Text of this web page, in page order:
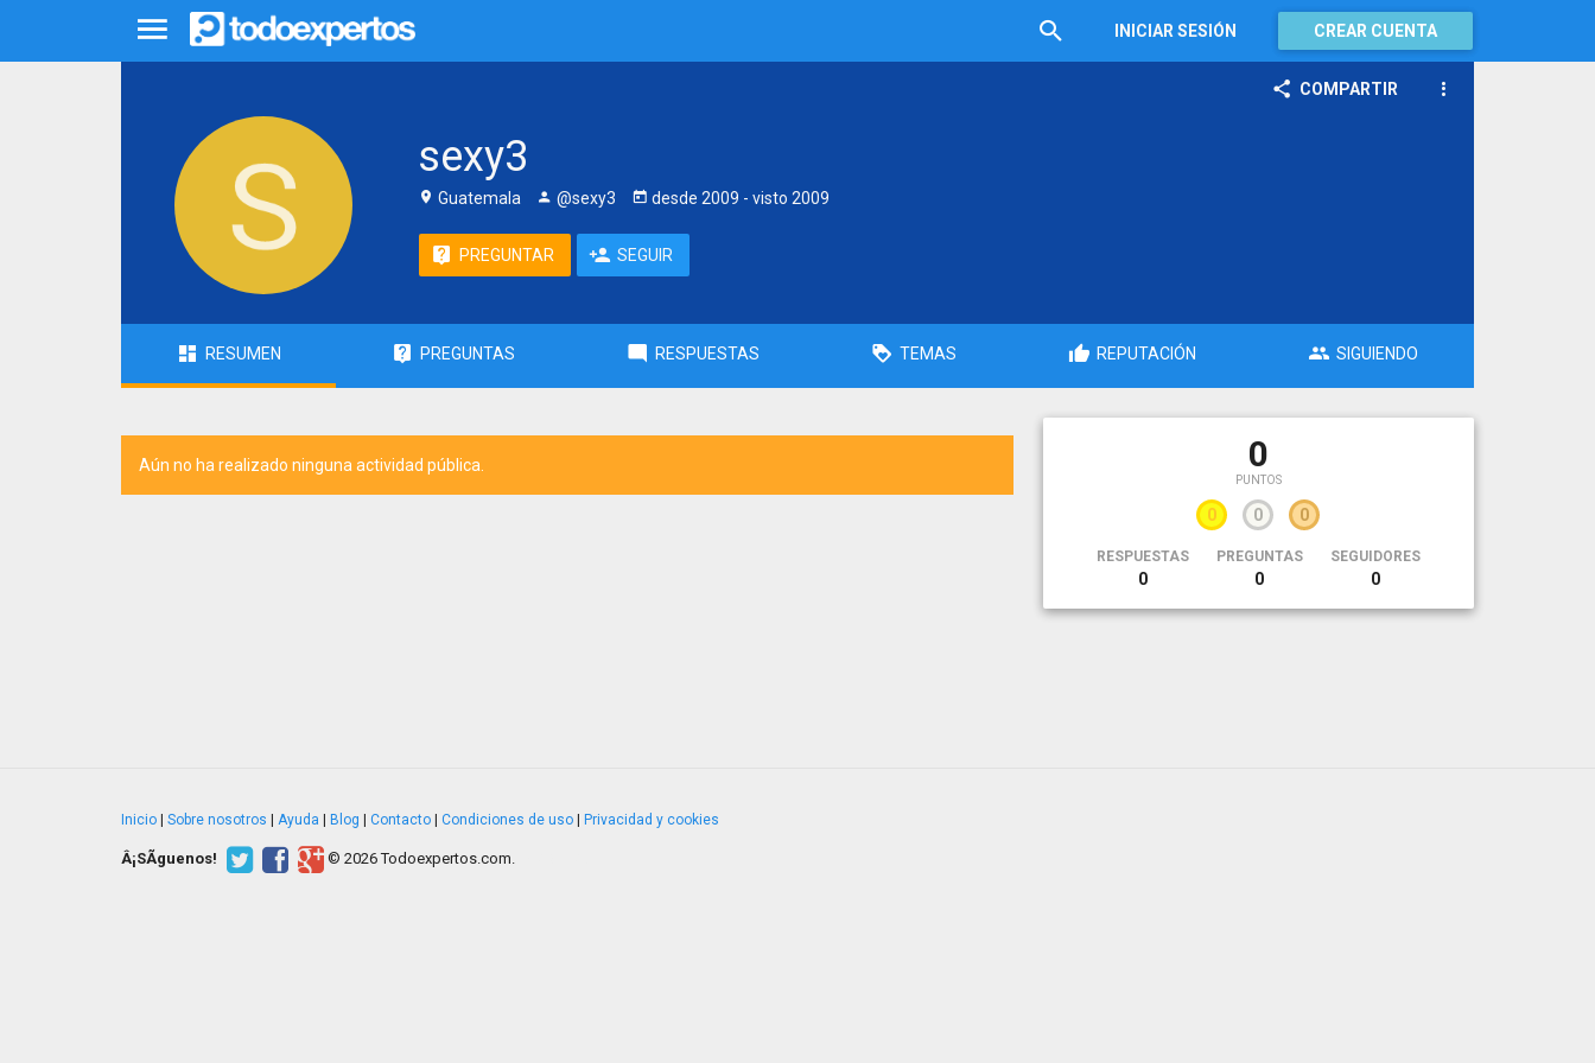
INICIAR SESIÓN CREAR CUENTA
COMPARTIR
sexy3
Guatemala @sexy3 desde 2009 - visto 2009
PREGUNTAR SEGUIR
RESUMEN PREGUNTAS RESPUESTAS TEMAS REPUTACIÓN SIGUIENDO
Aún no ha realizado ninguna actividad pública. 0
PUNTOS
0 0 0
RESPUESTAS
0
PREGUNTAS
0
SEGUIDORES
0
Inicio Sobre nosotros Ayuda Blog Contacto Condiciones de uso Privacidad y cookies
Â¡SÃ­guenos! © 2026 Todoexpertos.com.